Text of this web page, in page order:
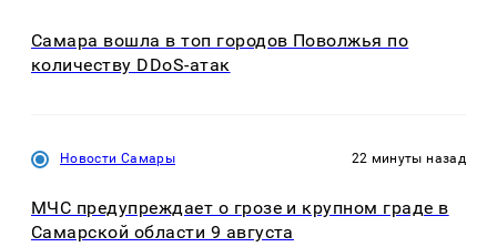
Самара вошла в топ городов Поволжья по
количеству DDoS-атак
Новости Самары 22 минуты назад
МЧС предупреждает о грозе и крупном граде в
Самарской области 9 августа